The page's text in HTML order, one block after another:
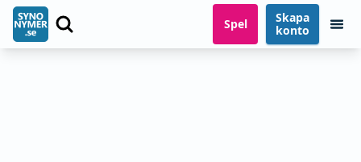
Spel
Skapa
konto